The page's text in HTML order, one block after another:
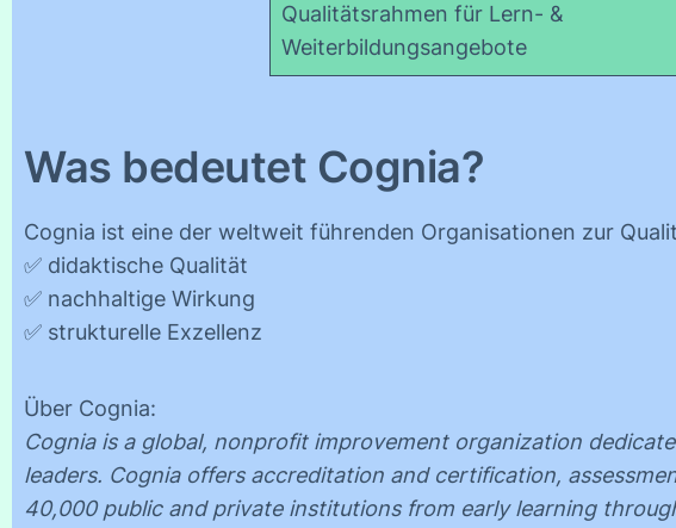
Qualitätsrahmen für Lern- &
Weiterbildungsangebote
Was bedeutet Cognia?
Cognia ist eine der weltweit führenden Organisationen zur
✅ didaktische Qualität
✅ nachhaltige Wirkung
✅ strukturelle Exzellenz
Über Cognia:
Cognia is a global, nonprofit improvement organization
leaders. Cognia offers accreditation and certification,
40,000 public and private institutions from early learning